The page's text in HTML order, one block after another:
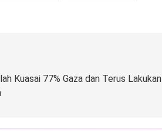
Kuasai 77% Gaza dan Terus Lakukan